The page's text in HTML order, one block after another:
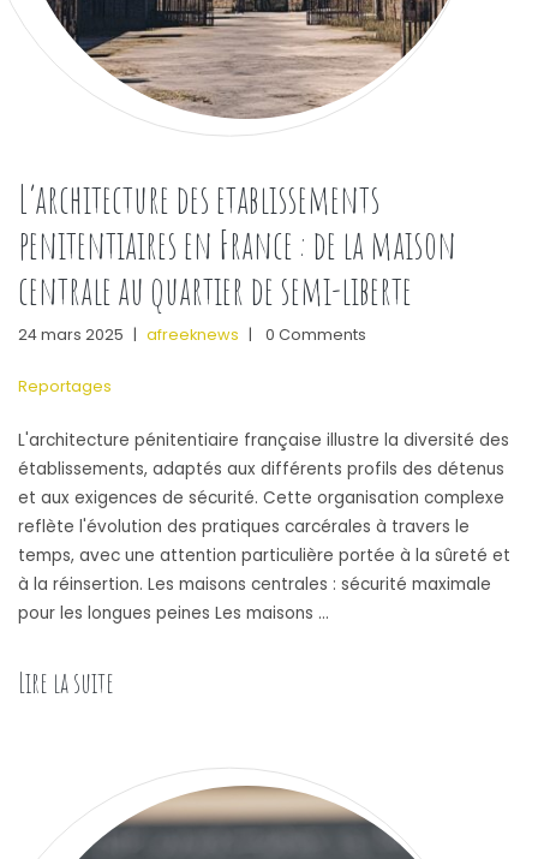
L’architecture des etablissements
penitentiaires en France : de la maison
centrale au quartier de semi-liberte
24 mars 2025 | afreeknews | 0 Comments
Reportages
L'architecture pénitentiaire française illustre la diversité des
établissements, adaptés aux différents profils des détenus
et aux exigences de sécurité. Cette organisation complexe
reflète l'évolution des pratiques carcérales à travers le
temps, avec une attention particulière portée à la sûreté et
à la réinsertion. Les maisons centrales : sécurité maximale
pour les longues peines Les maisons …
Lire la suite